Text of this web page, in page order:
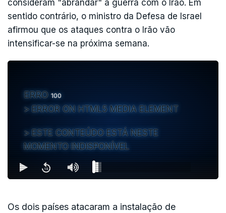
consideram "abrandar" a guerra com o Irão. Em
sentido contrário, o ministro da Defesa de Israel
afirmou que os ataques contra o Irão vão
intensificar-se na próxima semana.
ERRO100
ERROR ON HTML5 MEDIA ELEMENT
ESTE CONTEÚDO ESTÁ NESTE
MOMENTO INDISPONÍVEL
Os dois países atacaram a instalação de